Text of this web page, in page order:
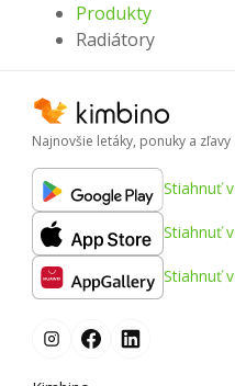
Produkty
Radiátory
Najnovšie letáky, ponuky a zľavy
Stiahnuť v
Stiahnuť v
Stiahnuť v